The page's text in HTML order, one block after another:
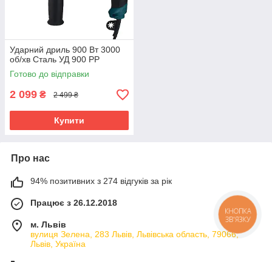
Ударний дриль 900 Вт 3000
об/хв Сталь УД 900 РР
Готово до відправки
2 099 ₴ 2 499 ₴
Купити
Про нас
94% позитивних з 274 відгуків за рік
Працює з 26.12.2018
м. Львів
вулиця Зелена, 283 Львів, Львівська область, 79066,
Львів, Україна
КНОПКА
ЗВ'ЯЗКУ